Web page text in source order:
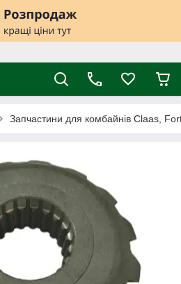
Запчастини для комбайнів Claas,